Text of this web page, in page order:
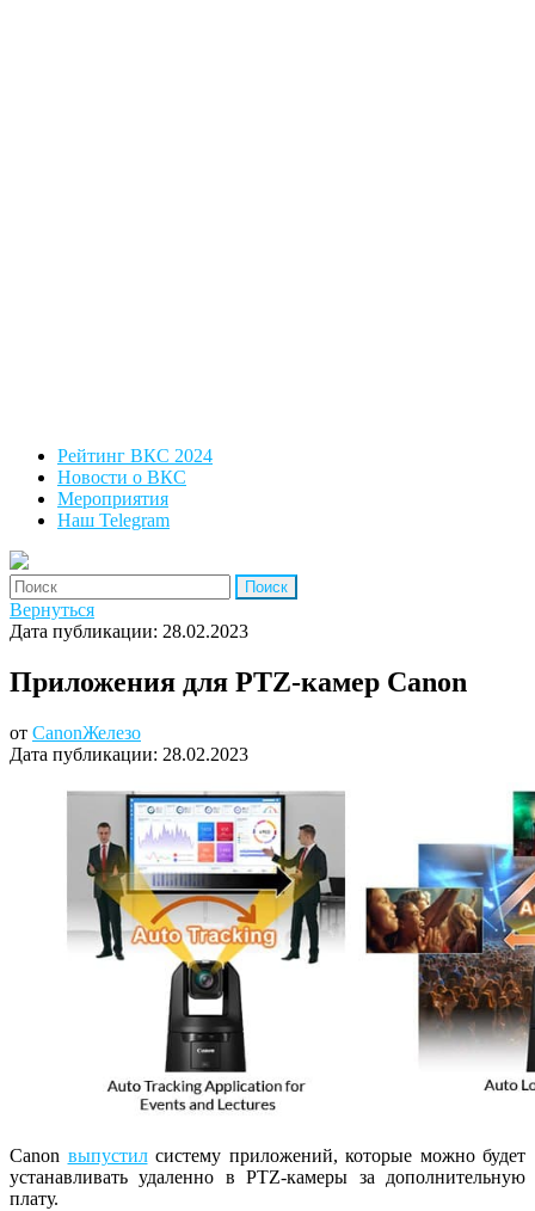
Рейтинг ВКС 2024
Новости о ВКС
Мероприятия
Наш Telegram
'Найти:
Вернуться
Дата публикации: 28.02.2023
Приложения для PTZ-камер Canon
от CanonЖелезо
Дата публикации: 28.02.2023
Canon выпустилсистему приложений, которые можно будет
устанавливать удаленно в PTZ-камеры за дополнительную
плату.